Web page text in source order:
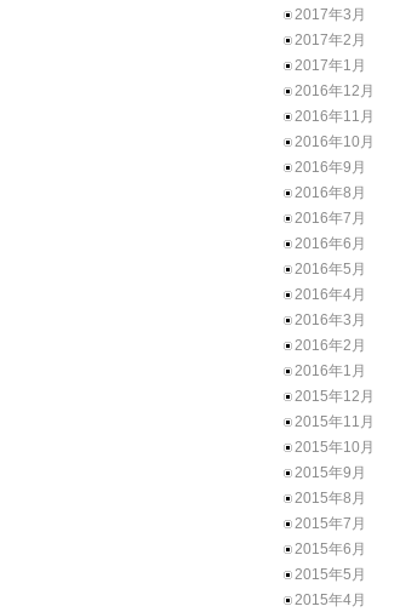
2017年3月
2017年2月
2017年1月
2016年12月
2016年11月
2016年10月
2016年9月
2016年8月
2016年7月
2016年6月
2016年5月
2016年4月
2016年3月
2016年2月
2016年1月
2015年12月
2015年11月
2015年10月
2015年9月
2015年8月
2015年7月
2015年6月
2015年5月
2015年4月